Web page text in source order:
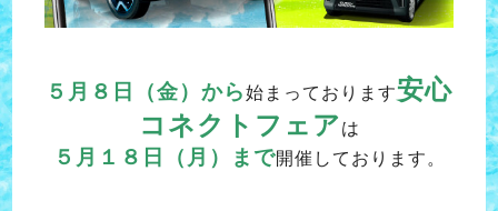
５月８日（金）から始まっております安心
コネクトフェア は
５月１８日（月）まで開催しております。